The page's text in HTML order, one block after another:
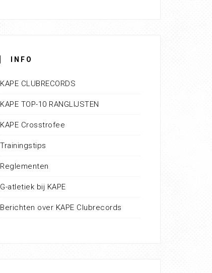
INFO
KAPE CLUBRECORDS
KAPE TOP-10 RANGLIJSTEN
KAPE Crosstrofee
Trainingstips
Reglementen
G-atletiek bij KAPE
Berichten over KAPE Clubrecords